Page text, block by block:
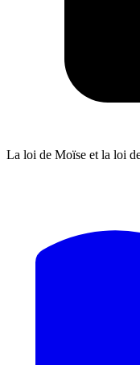
La loi de Moïse et la loi